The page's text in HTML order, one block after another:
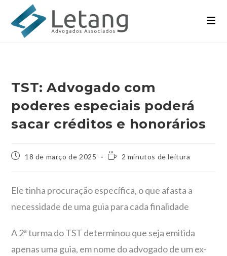
TST: Advogado com
poderes especiais poderá
sacar créditos e honorários
18 de março de 2025 2 minutos de leitura
Ele tinha procuração específica, o que afasta a
necessidade de uma guia para cada finalidade
A 2ª turma do TST determinou que seja emitida
apenas uma guia, em nome do advogado de um ex-